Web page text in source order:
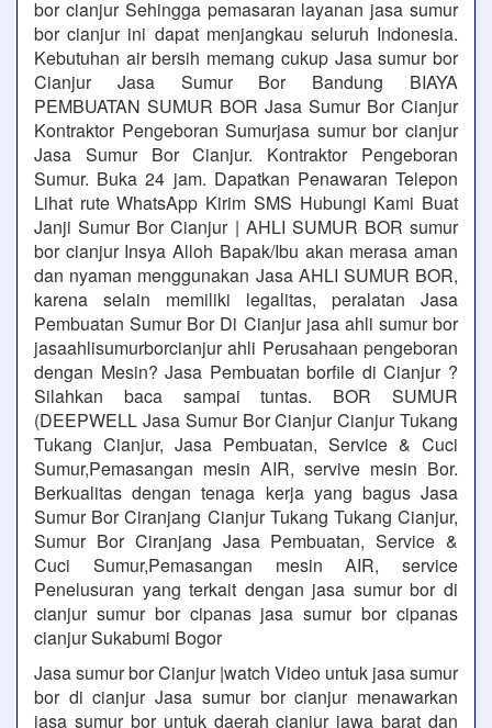
bor cianjur Sehingga pemasaran layanan jasa sumur
bor cianjur ini dapat menjangkau seluruh Indonesia.
Kebutuhan air bersih memang cukup Jasa sumur bor
Cianjur Jasa Sumur Bor Bandung BIAYA
PEMBUATAN SUMUR BOR Jasa Sumur Bor Cianjur
Kontraktor Pengeboran Sumurjasa sumur bor cianjur
Jasa Sumur Bor Cianjur. Kontraktor Pengeboran
Sumur. Buka 24 jam. Dapatkan Penawaran Telepon
Lihat rute WhatsApp Kirim SMS Hubungi Kami Buat
Janji Sumur Bor Cianjur | AHLI SUMUR BOR sumur
bor cianjur Insya Alloh Bapak/Ibu akan merasa aman
dan nyaman menggunakan Jasa AHLI SUMUR BOR,
karena selain memiliki legalitas, peralatan Jasa
Pembuatan Sumur Bor Di Cianjur jasa ahli sumur bor
jasaahlisumurborcianjur ahli Perusahaan pengeboran
dengan Mesin? Jasa Pembuatan borfile di Cianjur ?
Silahkan baca sampai tuntas. BOR SUMUR
(DEEPWELL Jasa Sumur Bor Cianjur Cianjur Tukang
Tukang Cianjur, Jasa Pembuatan, Service & Cuci
Sumur,Pemasangan mesin AIR, servive mesin Bor.
Berkualitas dengan tenaga kerja yang bagus Jasa
Sumur Bor Ciranjang Cianjur Tukang Tukang Cianjur,
Sumur Bor Ciranjang Jasa Pembuatan, Service &
Cuci Sumur,Pemasangan mesin AIR, service
Penelusuran yang terkait dengan jasa sumur bor di
cianjur sumur bor cipanas jasa sumur bor cipanas
cianjur Sukabumi Bogor
Jasa sumur bor Cianjur |watch Video untuk jasa sumur
bor di cianjur Jasa sumur bor cianjur menawarkan
jasa sumur bor untuk daerah cianjur jawa barat dan